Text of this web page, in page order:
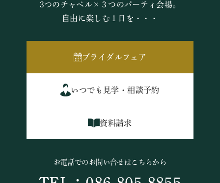
3つのチャペル×３つのパーティ会場。
自由に楽しむ１日を・・・
ブライダルフェア
いつでも見学・相談予約
資料請求
お電話でのお問い合せはこちらから